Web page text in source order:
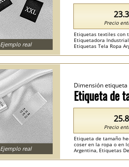
Etiquetas textiles con
Etiquetadora
Etiquetas Tela Ropa
Precio
Ejemplo real
Etiqueta de
Dimensión
Etiqueta de tamaño
coser en la ropa o en
Argentina, Etiquetas
Precio
Ejemplo real